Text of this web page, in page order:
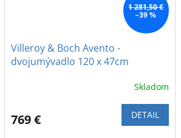
1 281,50 €
–39 %
Villeroy & Boch Avento -
dvojumývadlo 120 x 47cm
Skladom
769 € DETAIL